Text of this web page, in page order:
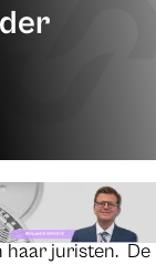
haar juristen. De